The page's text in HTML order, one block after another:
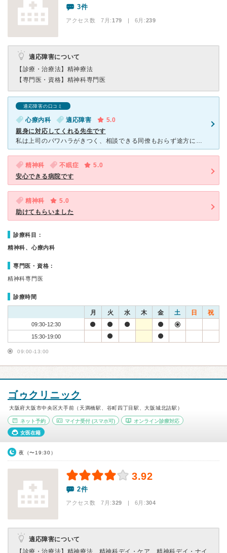
3件
アクセス数 7月:179 | 6月:239
適応障害について
【診療・治療法】 精神療法
【専門医・資格】 精神科専門医
適応障害の口コミ
心療内科 適応障害
5.0
親身に対応してくれる先生です
私は上司のパワハラがきつく、相談できる同僚もおらず途方に暮れていました。家族に迷惑をかけたくないという思いからずっと我慢していましたが、次第に胸が詰まるような感じがして夜も眠れなくなってきて、どうしよ
精神科 不眠症
5.0
安心できる病院です
精神科
5.0
助けてもらいました
診療科目：
精神科、心療内科
専門医・資格：
精神科専門医
診療時間
月 火 水 木 金 土 日 祝
09:30-12:30
15:30-19:00
09:00-13:00
ゴゥクリニック
大阪府大阪市中央区大手前（天満橋駅、谷町四丁目駅、大阪城北詰駅）
ネット予約 マイナ受付(スマホ可) オンライン診療対応
女医在籍
夜（〜19:30）
3.92
2件
アクセス数 7月:329 | 6月:304
適応障害について
【診療・治療法】 精神療法、精神科デイ・ケア、精神科デイ・ナイ